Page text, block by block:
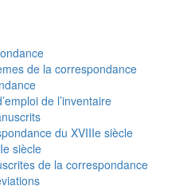
de la correspondance
de l’inventaire
du XVIIIe siècle
siècle
de la correspondance